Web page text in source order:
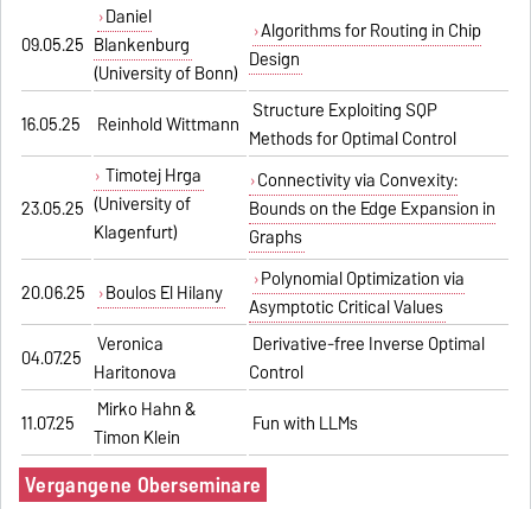
09.05.25
Daniel
Blankenburg
(University of Bonn)
Algorithms for Routing in Chip
Design
16.05.25 Reinhold Wittmann Structure Exploiting SQP
Methods for Optimal Control
23.05.25
Timotej Hrga
(University of
Klagenfurt)
Connectivity via Convexity:
Bounds on the Edge Expansion in
Graphs
20.06.25
Boulos El Hilany
Polynomial Optimization via
Asymptotic Critical Values
04.07.25 Veronica
Haritonova
Derivative-free Inverse Optimal
Control
11.07.25
Mirko Hahn &
Timon Klein
Fun with LLMs
Vergangene Oberseminare